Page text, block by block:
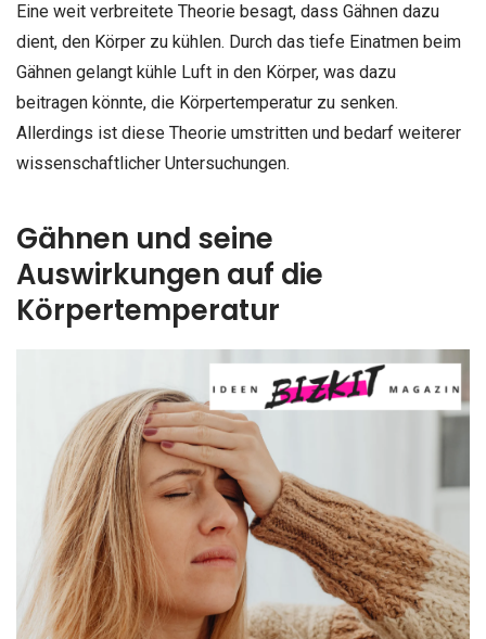
Eine weit verbreitete Theorie besagt, dass Gähnen dazu
dient, den Körper zu kühlen. Durch das tiefe Einatmen beim
Gähnen gelangt kühle Luft in den Körper, was dazu
beitragen könnte, die Körpertemperatur zu senken.
Allerdings ist diese Theorie umstritten und bedarf weiterer
wissenschaftlicher Untersuchungen.
Gähnen und seine
Auswirkungen auf die
Körpertemperatur